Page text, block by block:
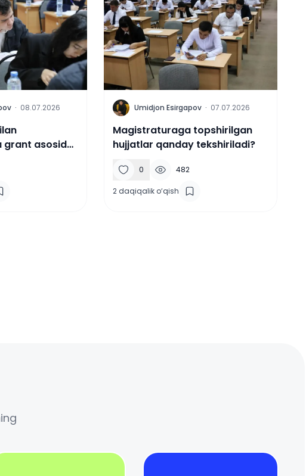
· 08.07.2026
asosida
U Umidjon Esirgapov · 07.07.2026
Magistraturaga topshirilgan
hujjatlar qanday tekshiriladi?
0 482
2 daqiqalik o‘qish